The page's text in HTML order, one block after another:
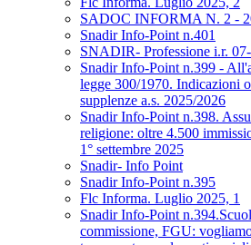
SADOC INFORMA N. 2 -
Snadir Info-Point n.401
SNADIR- Professione i.r.
Snadir Info-Point n.399 -
legge 300/1970. Indicazioni
supplenze a.s. 2025/2026
Snadir Info-Point n.398.
religione: oltre 4.500
1° settembre 2025
Snadir- Info Point
Snadir Info-Point n.395
Flc Informa. Luglio 2025, 1
Snadir Info-Point
commissione, FGU: